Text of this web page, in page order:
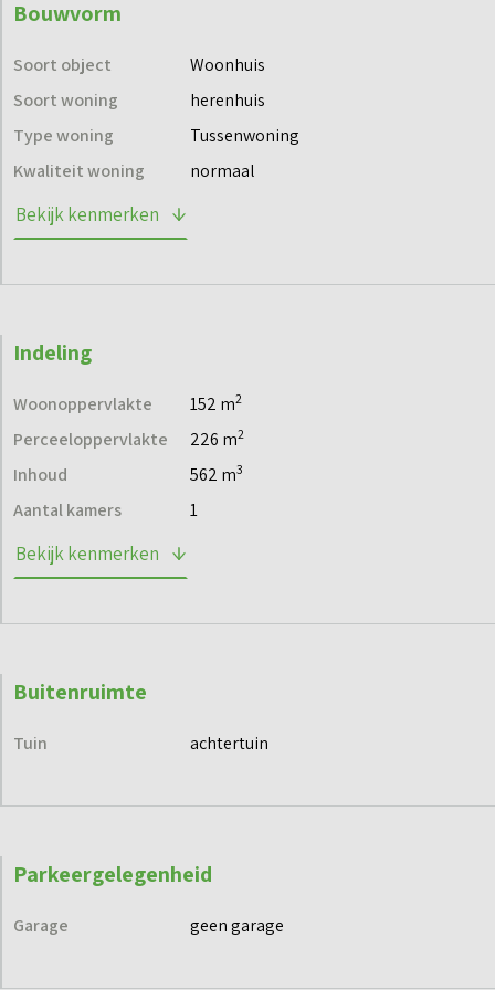
alle mogelijkheden.
Bouwvorm
Soort object
Woonhuis
Soort woning
herenhuis
Type woning
Tussenwoning
Kwaliteit woning
normaal
Bekijk kenmerken
Indeling
Woonoppervlakte 152 m2
Perceeloppervlakte 226 m2
Inhoud 562 m3
Aantal kamers 1
Bekijk kenmerken
Buitenruimte
Tuin achtertuin
Parkeergelegenheid
Garage geen garage